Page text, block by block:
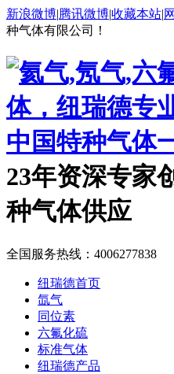
新浪微博|腾讯微博|收藏本站|
种气体有限公司！
中国特种气体
23年资深专家
种气体供应
全国服务热线： 4006277838
纽瑞德首页
氙气
同位素
六氟化硫
标准气体
纽瑞德产品